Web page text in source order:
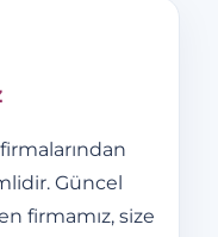
Güncel
firmamız, size